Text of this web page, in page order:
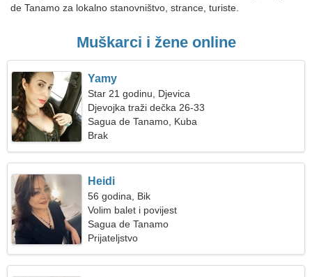
de Tanamo za lokalno stanovništvo, strance, turiste.
Muškarci i žene online
Yamy
Star 21 godinu, Djevica
Djevojka traži dečka 26-33
Sagua de Tanamo, Kuba
Brak
Heidi
56 godina, Bik
Volim balet i povijest
Sagua de Tanamo
Prijateljstvo